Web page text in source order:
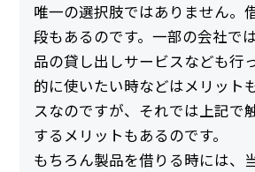
唯一の選択肢ではありません。
段もあるのです。一部の会社で
品の貸し出しサービスなども行
的に使いたい時などはメリット
スなのですが、それでは上記で
するメリットもあるのです。
もちろん製品を借りる時には、